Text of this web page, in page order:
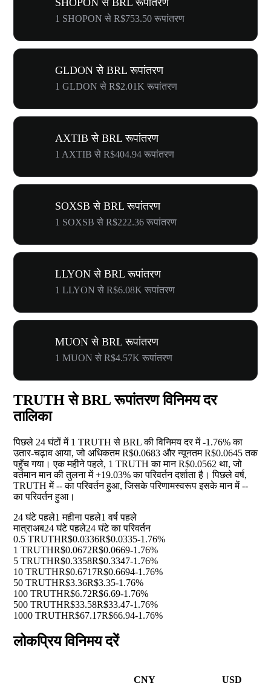
1 SHOPON से R$753.50 रूपांतरण
GLDON से BRL रूपांतरण
1 GLDON से R$2.01K रूपांतरण
AXTIB से BRL रूपांतरण
1 AXTIB से R$404.94 रूपांतरण
SOXSB से BRL रूपांतरण
1 SOXSB से R$222.36 रूपांतरण
LLYON से BRL रूपांतरण
1 LLYON से R$6.08K रूपांतरण
MUON से BRL रूपांतरण
1 MUON से R$4.57K रूपांतरण
TRUTH से BRL रूपांतरण विनिमय दर
तालिका
पिछले 24 घंटों में 1 TRUTH से BRL की विनिमय दर में-1.76%का
उतार-चढ़ाव आया, जो अधिकतम R$0.0683 और न्यूनतम R$0.0645 तक
पहुँच गया। एक महीने पहले, 1 TRUTH का मान R$0.0562 था, जो
वर्तमान मान की तुलना में+19.03%का परिवर्तन दर्शाता है। पिछले वर्ष,
TRUTH में--का परिवर्तन हुआ, जिसके परिणामस्वरूप इसके मान में--
का परिवर्तन हुआ।
24 घंटे पहले1 महीना पहले1 वर्ष पहले
मात्राअब24 घंटे पहले24 घंटे का परिवर्तन
0.5 TRUTHR$0.0336R$0.0335-1.76%
1 TRUTHR$0.0672R$0.0669-1.76%
5 TRUTHR$0.3358R$0.3347-1.76%
10 TRUTHR$0.6717R$0.6694-1.76%
50 TRUTHR$3.36R$3.35-1.76%
100 TRUTHR$6.72R$6.69-1.76%
500 TRUTHR$33.58R$33.47-1.76%
1000 TRUTHR$67.17R$66.94-1.76%
लोकप्रिय विनिमय दरें
CNY USD